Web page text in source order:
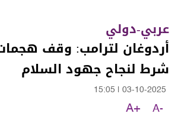
عربي-دولي
أردوغان لترامب: وقف
شرط لنجاح جهود السلام
03-10-2025
15:05
A-
A+